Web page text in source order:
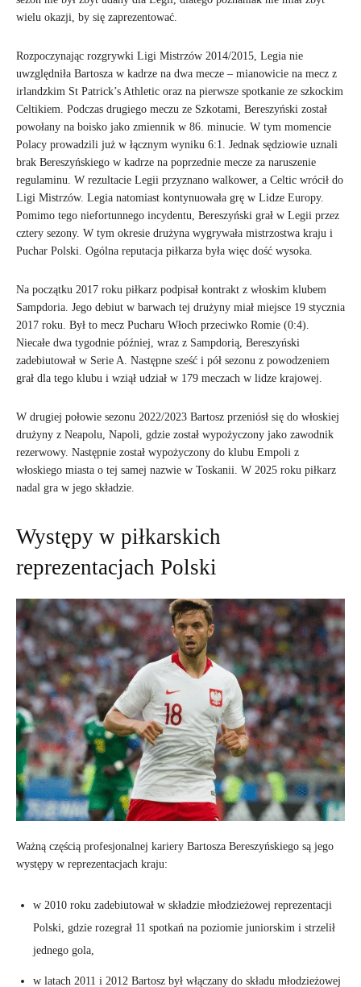
wielu okazji, by się zaprezentować.
Rozpoczynając rozgrywki Ligi Mistrzów 2014/2015, Legia nie
uwzględniła Bartosza w kadrze na dwa mecze – mianowicie na mecz z
irlandzkim St Patrick’s Athletic oraz na pierwsze spotkanie ze szkockim
Celtikiem. Podczas drugiego meczu ze Szkotami, Bereszyński został
powołany na boisko jako zmiennik w 86. minucie. W tym momencie
Polacy prowadzili już w łącznym wyniku 6:1. Jednak sędziowie uznali
brak Bereszyńskiego w kadrze na poprzednie mecze za naruszenie
regulaminu. W rezultacie Legii przyznano walkower, a Celtic wrócił do
Ligi Mistrzów. Legia natomiast kontynuowała grę w Lidze Europy.
Pomimo tego niefortunnego incydentu, Bereszyński grał w Legii przez
cztery sezony. W tym okresie drużyna wygrywała mistrzostwa kraju i
Puchar Polski. Ogólna reputacja piłkarza była więc dość wysoka.
Na początku 2017 roku piłkarz podpisał kontrakt z włoskim klubem
Sampdoria. Jego debiut w barwach tej drużyny miał miejsce 19 stycznia
2017 roku. Był to mecz Pucharu Włoch przeciwko Romie (0:4).
Niecałe dwa tygodnie później, wraz z Sampdorią, Bereszyński
zadebiutował w Serie A. Następne sześć i pół sezonu z powodzeniem
grał dla tego klubu i wziął udział w 179 meczach w lidze krajowej.
W drugiej połowie sezonu 2022/2023 Bartosz przeniósł się do włoskiej
drużyny z Neapolu, Napoli, gdzie został wypożyczony jako zawodnik
rezerwowy. Następnie został wypożyczony do klubu Empoli z
włoskiego miasta o tej samej nazwie w Toskanii. W 2025 roku piłkarz
nadal gra w jego składzie.
Występy w piłkarskich
reprezentacjach Polski
Ważną częścią profesjonalnej kariery Bartosza Bereszyńskiego są jego
występy w reprezentacjach kraju:
w 2010 roku zadebiutował w składzie młodzieżowej reprezentacji
Polski, gdzie rozegrał 11 spotkań na poziomie juniorskim i strzelił
jednego gola,
w latach 2011 i 2012 Bartosz był włączany do składu młodzieżowej